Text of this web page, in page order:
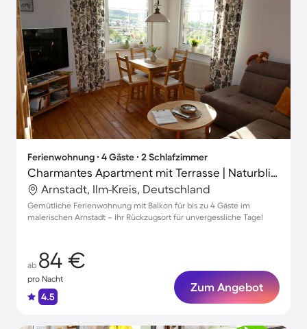
Ferienwohnung ∙ 4 Gäste ∙ 2 Schlafzimmer
Charmantes Apartment mit Terrasse | Naturblick
Arnstadt, Ilm-Kreis, Deutschland
Gemütliche Ferienwohnung mit Balkon für bis zu 4 Gäste im
malerischen Arnstadt – Ihr Rückzugsort für unvergessliche Tage!
ab 84 €
pro Nacht
4.5
Zum Angebot